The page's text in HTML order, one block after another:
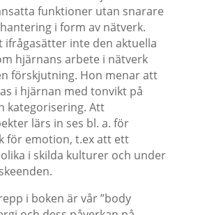
funktioner utan snarare
i form av nätverk.
ifrågasätter inte den aktuella
hjärnans arbete i nätverk
förskjutning. Hon menar att
i hjärnan med tonvikt på
kategorisering. Att
lärs in ses bl. a. för
för emotion, t.ex att ett
i skilda kulturer och under
i boken är vår ”body